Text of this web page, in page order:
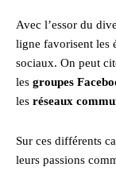
Avec l’essor du
ligne favorisent les
sociaux. On peut
les groupes
les réseaux
Sur ces différents
leurs passions